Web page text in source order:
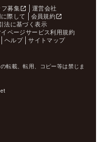
フ募集
運営会社
際して
会員規約
法に基づく表示
イページサービス利用規約
ヘルプ サイトマップ
転載、転用、コピー等は禁じま